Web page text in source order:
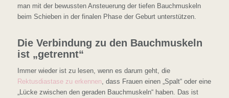
man mit der bewussten Ansteuerung der tiefen Bauchmuskeln
beim Schieben in der finalen Phase der Geburt unterstützen.
Die Verbindung zu den Bauchmuskeln
ist „getrennt“
Immer wieder ist zu lesen, wenn es darum geht, die
Rektusdiastase zu erkennen, dass Frauen einen „Spalt“ oder eine
„Lücke zwischen den geraden Bauchmuskeln“ haben. Das ist